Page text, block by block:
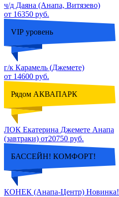
ч/д Даяна (Анапа, Витязево)
от 16350 руб.
VIP уровень
г/к Карамель (Джемете)
от 14600 руб.
Рядом АКВАПАРК
ЛОК Екатерина Джемете Анапа
(завтраки) от20750 руб.
БАССЕЙН! КОМФОРТ!
КОНЕК (Анапа-Центр) Новинка!